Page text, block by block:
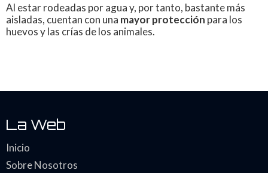
Al estar rodeadas por agua y, por tanto, bastante más
aisladas, cuentan con una mayor protección para los
huevos y las crías de los animales.
La Web
Inicio
Sobre Nosotros